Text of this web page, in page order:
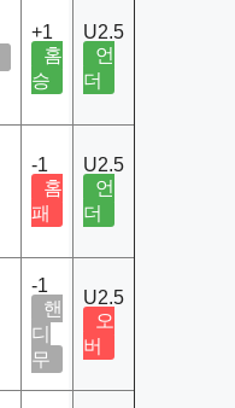
+1
홈
승
U2.5
언
더
-1
홈
패
U2.5
언
더
-1
핸
디
무
U2.5
오
버